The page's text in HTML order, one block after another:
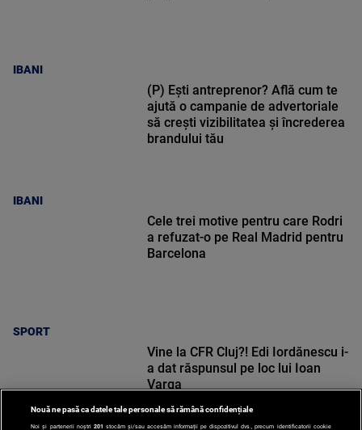
IBANI
IBANI
(P) Ești antreprenor? Află cum te
ajută o campanie de advertoriale
să crești vizibilitatea și încrederea
brandului tău
SPORT
Cele trei motive pentru care Rodri
a refuzat-o pe Real Madrid pentru
Barcelona
Vine la CFR Cluj?! Edi Iordănescu i-
a dat răspunsul pe loc lui Ioan
Varga
Nouă ne pasă ca datele tale personale să rămână confidențiale
Noi și partenerii noștri 201 stocăm și/sau accesăm informații pe dispozitivul dvs., precum identificatorii cookie